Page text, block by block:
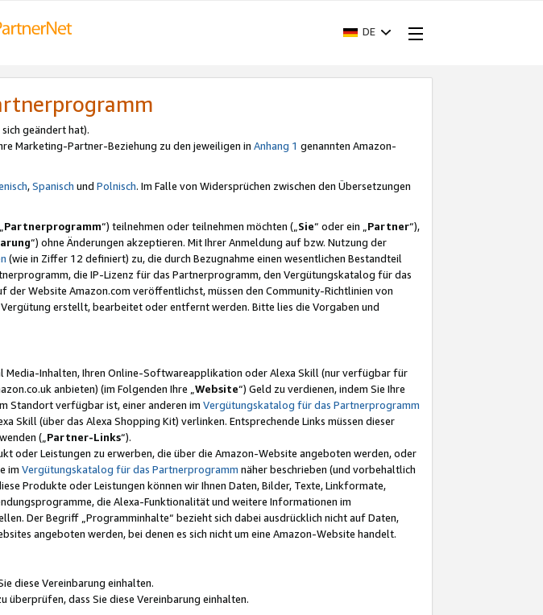
DE
sich geändert hat).
Marketing-Partner-Beziehung zu den jeweiligen in Anhang 1 genannten Amazon-
,Spanisch und Polnisch. Im Falle von Widersprüchen zwischen den Übersetzungen
Partnerprogramm“) teilnehmen oder teilnehmen möchten („Sie“ oder ein „Partner“),
“) ohne Änderungen akzeptieren. Mit Ihrer Anmeldung auf bzw. Nutzung der
(wie in Ziffer 12 definiert) zu, die durch Bezugnahme einen wesentlichen Bestandteil
die IP-Lizenz für das Partnerprogramm, den Vergütungskatalog für das
Website Amazon.com veröffentlichst, müssen den Community-Richtlinien von
erstellt, bearbeitet oder entfernt werden. Bitte lies die Vorgaben und
Media-Inhalten, Ihren Online-Softwareapplikation oder Alexa Skill (nur verfügbar für
anbieten) (im Folgenden Ihre „ Website“) Geld zu verdienen, indem Sie Ihre
Standort verfügbar ist, einer anderen im Vergütungskatalog für das Partnerprogramm
Skill (über das Alexa Shopping Kit) verlinken. Entsprechende Links müssen dieser
(„ Partner-Links“).
oder Leistungen zu erwerben, die über die Amazon-Website angeboten werden, oder
im Vergütungskatalog für das Partnerprogramm näher beschrieben (und vorbehaltlich
Produkte oder Leistungen können wir Ihnen Daten, Bilder, Texte, Linkformate,
die Alexa-Funktionalität und weitere Informationen im
Der Begriff „Programminhalte“ bezieht sich dabei ausdrücklich nicht auf Daten,
angeboten werden, bei denen es sich nicht um eine Amazon-Website handelt.
diese Vereinbarung einhalten.
dass Sie diese Vereinbarung einhalten.